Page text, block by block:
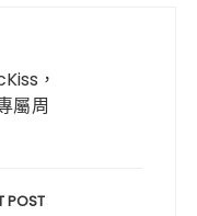
，
屬周
POST